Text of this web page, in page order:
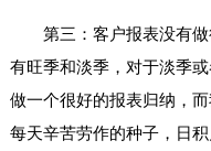
第三：客户报表没有
有旺季和淡季，对于淡季
做一个很好的报表归纳，
每天辛苦劳作的种子，日